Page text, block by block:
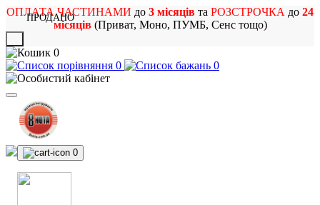
ОПЛАТА ЧАСТИНАМИ до 3 місяців та РОЗСТРОЧКА до 24
місяців(Приват, Моно, ПУМБ, Сенс тощо)
0
0
0
0
ПРОДАНО